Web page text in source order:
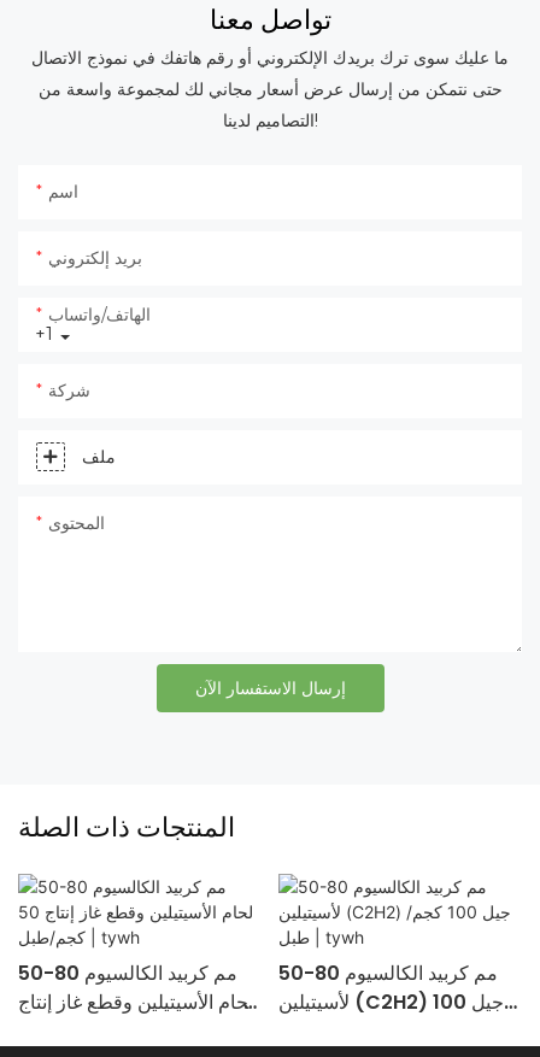
تواصل معنا
ما عليك سوى ترك بريدك الإلكتروني أو رقم هاتفك في نموذج الاتصال
حتى نتمكن من إرسال عرض أسعار مجاني لك لمجموعة واسعة من
التصاميم لدينا!
اسم
بريد إلكتروني
+1
الهاتف/واتساب
شركة
ملف
المحتوى
إرسال الاستفسار الآن
المنتجات ذات الصلة
50-80 مم كربيد الكالسيوم
لحام الأسيتيلين وقطع غاز إنتاج
50-80 مم كربيد الكالسيوم
لأسيتيلين (C2H2) جيل 100